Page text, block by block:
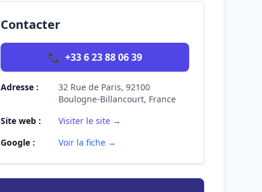
Contacter
📞 +33 6 23 88 06 39
Adresse :
32 Rue de Paris, 92100
Boulogne-Billancourt, France
Site web :
Visiter le site →
Google :
Voir la fiche →